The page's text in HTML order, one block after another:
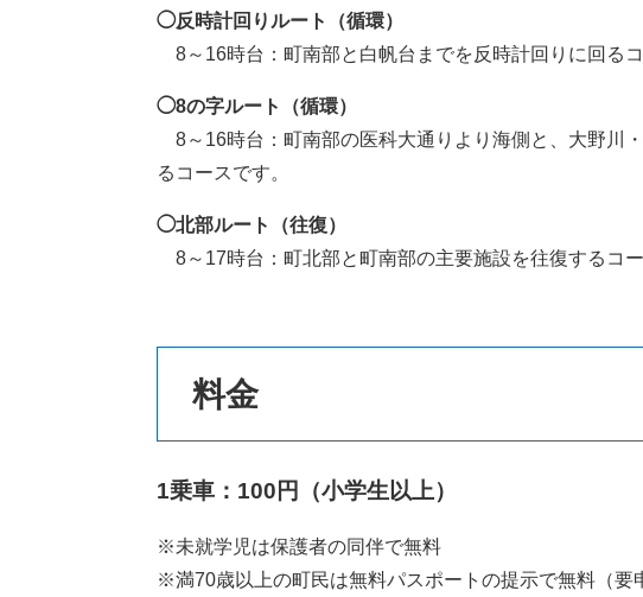
◯反時計回りルート
（循環）
8～16時台：町南部と白帆台までを反時計回りに回るコ
◯8の字ルート（循環）
8～16時台：町南部の医科大通りより海側と、大野川
るコースです。
◯北部ルート（往復）
8～17時台：町北部と町南部の主要施設を往復するコー
料金
1乗車：100円（小学生以上）
※未就学児は保護者の同伴で無料
※満70歳以上の町民は無料パスポートの提示で無料（要